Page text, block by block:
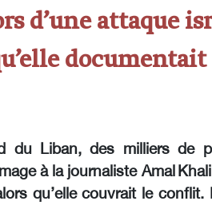
d’une attaque
du Liban, des milliers de
à la journaliste Amal
qu’elle couvrait le